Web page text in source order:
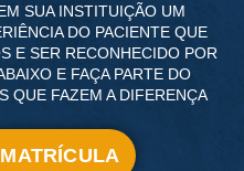
SUA INSTITUIÇÃO UM
DO PACIENTE QUE
E SER RECONHECIDO POR
E FAÇA PARTE DO
QUE FAZEM A DIFERENÇA